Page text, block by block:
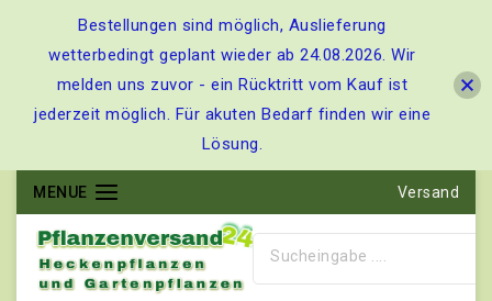
MENUE Versand
Bestellungen sind möglich, Auslieferung
wetterbedingt geplant wieder ab 24.08.2026. Wir
melden uns zuvor - ein Rücktritt vom Kauf ist
jederzeit möglich. Für akuten Bedarf finden wir eine
Lösung.